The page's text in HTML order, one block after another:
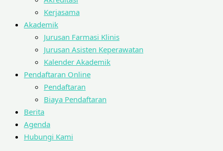
Kerjasama
Akademik
Jurusan Farmasi Klinis
Jurusan Asisten Keperawatan
Kalender Akademik
Pendaftaran Online
Pendaftaran
Biaya Pendaftaran
Berita
Agenda
Hubungi Kami